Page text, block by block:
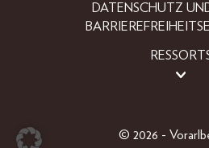
DATENSCHUTZ
© 2026 -